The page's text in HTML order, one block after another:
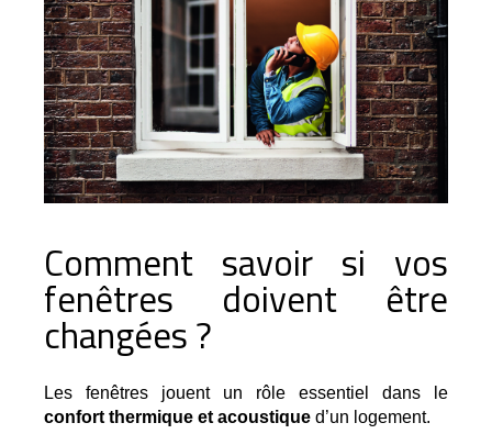
Comment savoir si vos
fenêtres doivent être
changées ?
confort thermique et acoustique d’un logement.